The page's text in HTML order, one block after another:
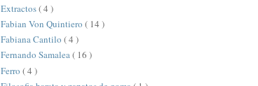
Extractos( 4 )
Fabian Von Quintiero ( 14 )
Fabiana Cantilo ( 4 )
Fernando Samalea( 16 )
Ferro ( 4 )